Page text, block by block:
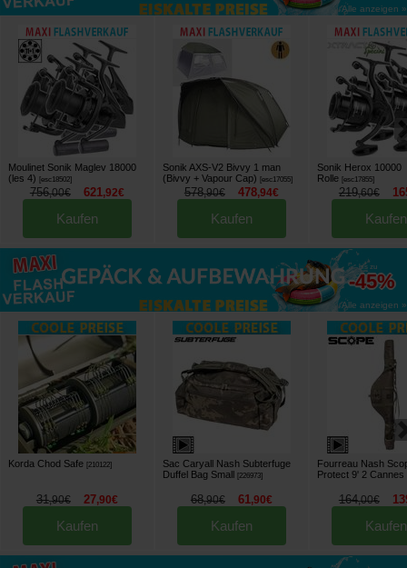
Alle anzeigen »
Moulinet Sonik Maglev 18000
(les 4)
[esc18502]
756,00€ 621 ,92€
Kaufen
Sonik AXS-V2 Bivvy 1 man
(Bivvy + Vapour Cap)
[esc17055]
578,90€ 478,94€
Kaufen
Sonik Herox 10000
Rolle [esc17855]
219,60€
Kaufen
bis zu
-45%
Alle anzeigen »
Korda Chod Safe [210122]
31,90€ 27,90€
Kaufen
Sac Caryall Nash Subterfuge
Duffel Bag Small [226973]
68,90€ 61 ,90€
Kaufen
Fourreau Nash
Protect 9' 2 Cannes
164,00€
Kaufen